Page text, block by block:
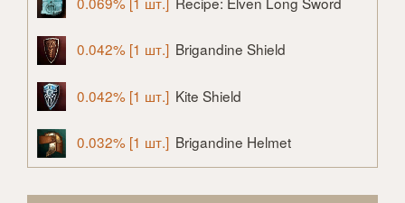
0.042% [1 шт.] Brigandine Shield
0.042% [1 шт.] Kite Shield
0.032% [1 шт.] Brigandine Helmet